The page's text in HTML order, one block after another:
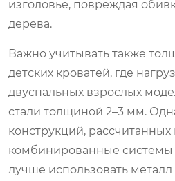
изголовье, повреждая
дерева.
Важно учитывать также
детских кроватей, где
двуспальных взрослых
стали толщиной 2–3 мм.
конструкций,
комбинированные системы
лучше использовать